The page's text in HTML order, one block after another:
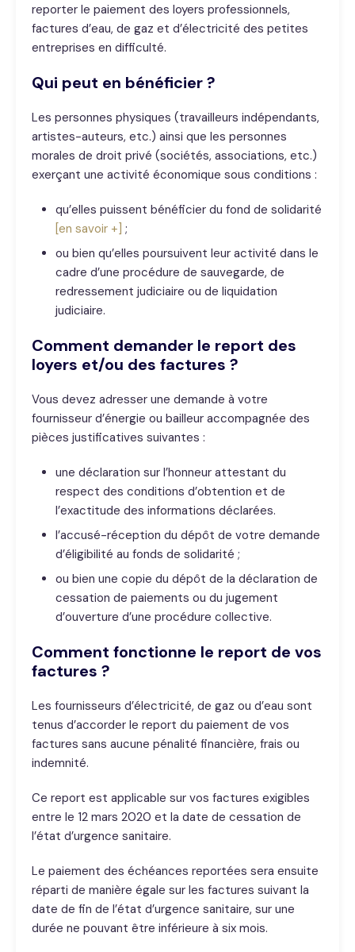
reporter le paiement des loyers professionnels,
factures d’eau, de gaz et d’électricité des petites
entreprises en difficulté.
Qui peut en bénéficier ?
Les personnes physiques (travailleurs indépendants,
artistes-auteurs, etc.) ainsi que les personnes
morales de droit privé (sociétés, associations, etc.)
exerçant une activité économique sous conditions :
qu’elles puissent bénéficier du fond de solidarité
[en savoir +] ;
ou bien qu’elles poursuivent leur activité dans le
cadre d’une procédure de sauvegarde, de
redressement judiciaire ou de liquidation
judiciaire.
Comment demander le report des
loyers et/ou des factures ?
Vous devez adresser une demande à votre
fournisseur d’énergie ou bailleur accompagnée des
pièces justificatives suivantes :
une déclaration sur l’honneur attestant du
respect des conditions d’obtention et de
l’exactitude des informations déclarées.
l’accusé-réception du dépôt de votre demande
d’éligibilité au fonds de solidarité ;
ou bien une copie du dépôt de la déclaration de
cessation de paiements ou du jugement
d’ouverture d’une procédure collective.
Comment fonctionne le report de vos
factures ?
Les fournisseurs d’électricité, de gaz ou d’eau sont
tenus d’accorder le report du paiement de vos
factures sans aucune pénalité financière, frais ou
indemnité.
Ce report est applicable sur vos factures exigibles
entre le 12 mars 2020 et la date de cessation de
l’état d’urgence sanitaire.
Le paiement des échéances reportées sera ensuite
réparti de manière égale sur les factures suivant la
date de fin de l’état d’urgence sanitaire, sur une
durée ne pouvant être inférieure à six mois.